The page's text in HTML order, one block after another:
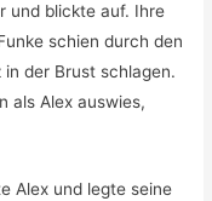
und blickte auf. Ihre
schien durch den
in der Brust schlagen.
als Alex auswies,
Alex und legte seine